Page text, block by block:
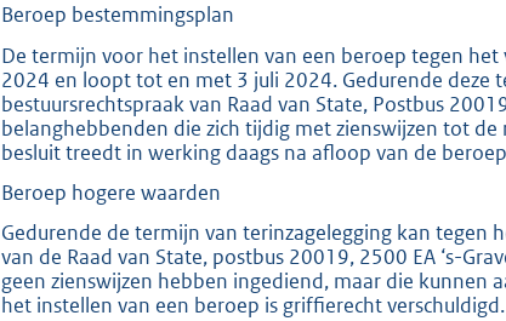
Beroep bestemmingsplan
De termijn voor het instellen van een beroep tegen
2024 en loopt tot en met 3 juli 2024. Gedurende
bestuursrechtspraak van Raad van State, Postbus
belanghebbenden die zich tijdig met zienswijzen tot
besluit treedt in werking daags na afloop van de
Beroep hogere waarden
Gedurende de termijn van terinzagelegging kan tegen
van de Raad van State, postbus 20019, 2500 EA ‘s-
geen zienswijzen hebben ingediend, maar die kunnen
het instellen van een beroep is griffierecht verschuldigd.